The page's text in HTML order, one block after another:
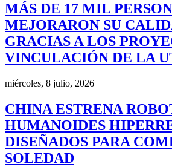
MÁS DE 17 MIL
MEJORARON SU
GRACIAS A LOS
VINCULACIÓN DE LA
miércoles, 8 julio, 2026
CHINA ESTRENA
HUMANOIDES
DISEÑADOS PARA
SOLEDAD